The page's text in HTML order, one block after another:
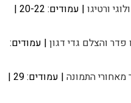
ורטיגו
| עמודים: 20-22 |
והצלם גדי דגון | עמודים:
מאחורי התמונה
| עמודים: 29 |